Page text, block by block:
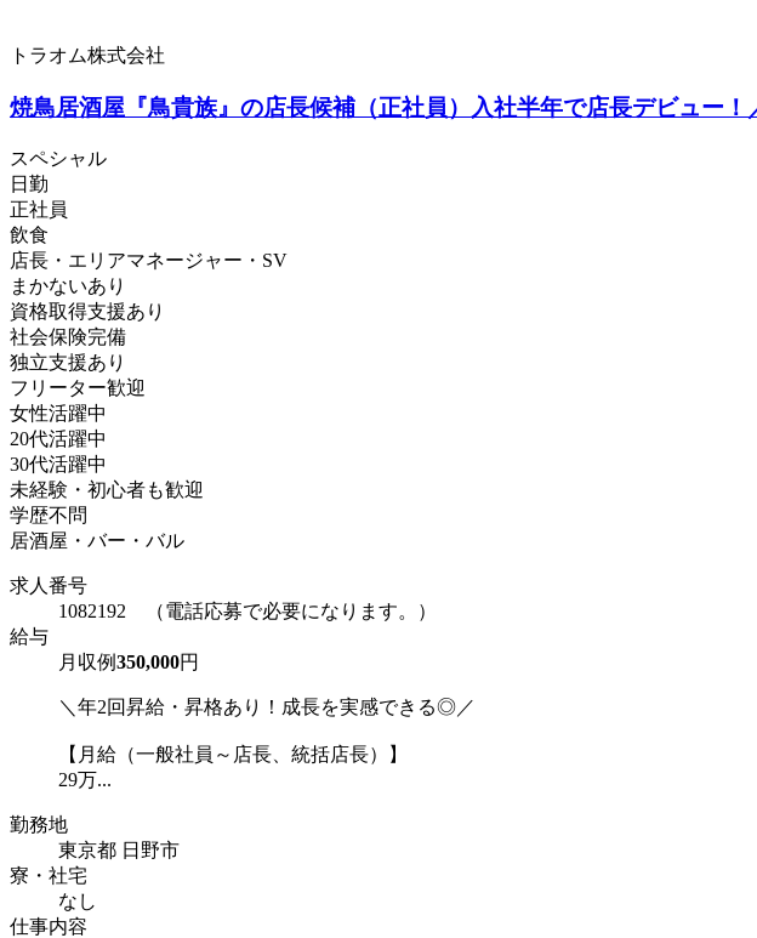
トラオム株式会社
焼鳥居酒屋『鳥貴族』の店長候補（正社員）入社半年で店長デビュー
スペシャル
日勤
正社員
飲食
店長・エリアマネージャー・SV
まかないあり
資格取得支援あり
社会保険完備
独立支援あり
フリーター歓迎
女性活躍中
20代活躍中
30代活躍中
未経験・初心者も歓迎
学歴不問
居酒屋・バー・バル
求人番号
1082192 （電話応募で必要になります。）
給与
月収例350,000円
＼年2回昇給・昇格あり！成長を実感できる◎／
【月給（一般社員～店長、統括店長）】
29万...
勤務地
東京都 日野市
寮・社宅
なし
仕事内容